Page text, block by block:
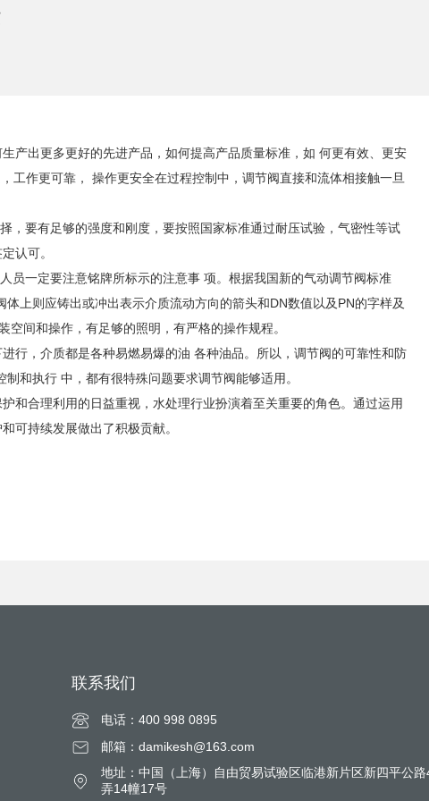
产出更多更好的先进产品，如何提高产品质量标准，如 何更有效、更安
作更可靠， 操作更安全在过程控制中，调节阀直接和流体相接触一旦
要有足够的强度和刚度，要按照国家标准通过耐压试验，气密性等试
认可。
一定要注意铭牌所标示的注意事 项。根据我国新的气动调节阀标准
上则应铸出或冲出表示介质流动方向的箭头和DN数值以及PN的字样及
间和操作，有足够的照明，有严格的操作规程。
，介质都是各种易燃易爆的油 各种油品。所以，调节阀的可靠性和防
和执行 中，都有很特殊问题要求调节阀能够适用。
和合理利用的日益重视，水处理行业扮演着至关重要的角色。通过运用
可持续发展做出了积极贡献。
联系我们
电话：400 998 0895
邮箱：damikesh@163.com
地址：中国（上海）自由贸易试验区临港新片区新四平公
弄14幢17号